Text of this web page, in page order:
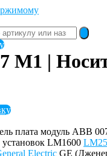
M1 |
плата модуль ABB
LM1600
Electric GE